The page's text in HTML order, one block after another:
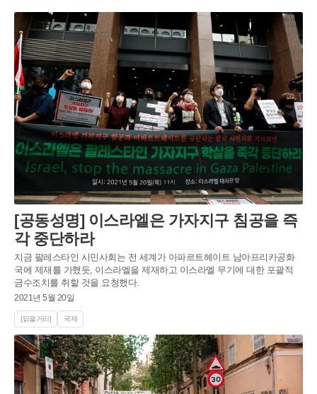
[공동성명] 이스라엘은 가자지구 침공을 즉
각 중단하라
지금 팔레스타인 시민사회는 전 세계가 아파르트헤이트 남아프리카공화
국에 제재를 가했듯, 이스라엘을 제재하고 이스라엘 무기에 대한 포괄적
금수조치를 취할 것을 요청했다.
2021년 5월 20일
[읽을거리] 국제